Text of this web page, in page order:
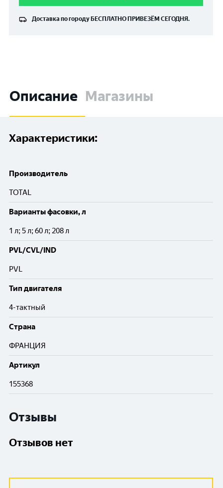
Доставка по городу БЕСПЛАТНО ПРИВЕЗЁМ СЕГОДНЯ.
Описание Магазины
Характеристики:
Производитель
TOTAL
Варианты фасовки, л
1 л; 5 л; 60 л; 208 л
PVL/CVL/IND
PVL
Тип двигателя
4-тактный
Cтрана
ФРАНЦИЯ
Артикул
155368
Отзывы
Отзывов нет